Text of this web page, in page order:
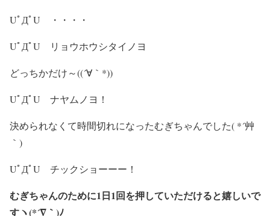
UﾟДﾟU ・・・・
UﾟДﾟU リョウホウシタイノヨ
どっちかだけ～((´∀｀*))
UﾟДﾟU ナヤムノヨ！
決められなくて時間切れになったむぎちゃんでした( *´艸
｀)
UﾟДﾟU チックショーーー！
むぎちゃんのために1日1回を押していただけると嬉しいで
すヽ(*´∇｀)ﾉ